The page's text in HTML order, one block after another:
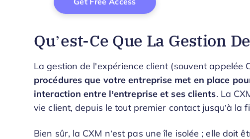
Qu’est-Ce Que La Gestion
La gestion de l'expérience client (souvent appelée
procédures que votre entreprise met en place
interaction entre l’entreprise et ses clients. La
vie client, depuis le tout premier contact jusqu’à la
Bien sûr, la CXM n’est pas une île isolée ; elle doit